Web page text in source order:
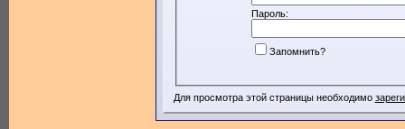
Пароль:
Запомнить?
Для просмотра этой страницы необходимо